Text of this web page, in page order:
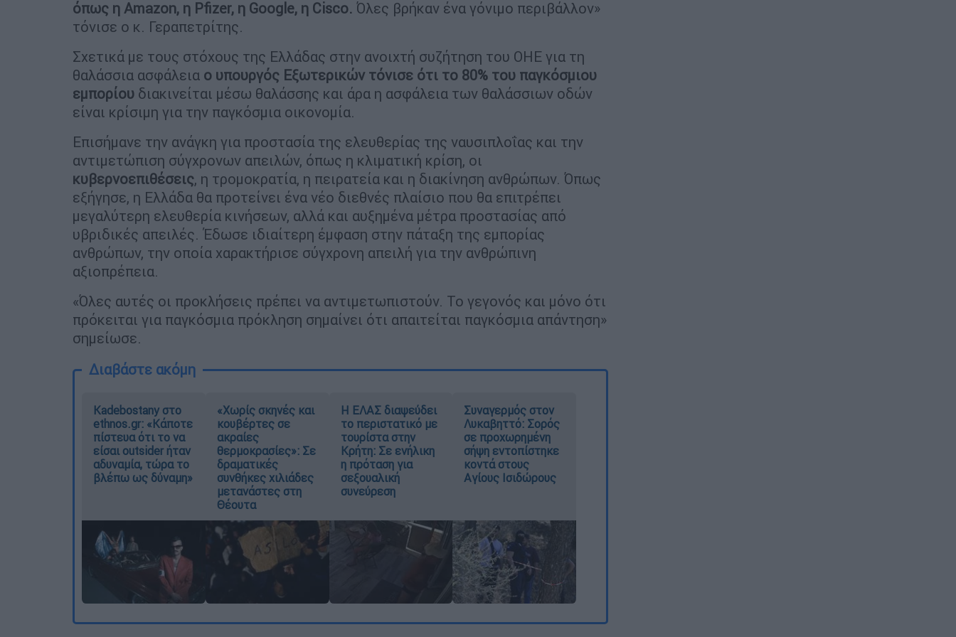
όπως η Amazon, η Pfizer, η Google, η Cisco. Όλες βρήκαν ένα γόνιμο περιβάλλον»
τόνισε ο κ. Γεραπετρίτης.
Σχετικά με τους στόχους της Ελλάδας στην ανοιχτή συζήτηση του ΟΗΕ για τη
θαλάσσια ασφάλεια ο υπουργός Εξωτερικών τόνισε ότι το 80% του παγκόσμιου
εμπορίου διακινείται μέσω θαλάσσης και άρα η ασφάλεια των θαλάσσιων οδών
είναι κρίσιμη για την παγκόσμια οικονομία.
Επισήμανε την ανάγκη για προστασία της ελευθερίας της ναυσιπλοΐας και την
αντιμετώπιση σύγχρονων απειλών, όπως η κλιματική κρίση, οι
κυβερνοεπιθέσεις, η τρομοκρατία, η πειρατεία και η διακίνηση ανθρώπων. Όπως
εξήγησε, η Ελλάδα θα προτείνει ένα νέο διεθνές πλαίσιο που θα επιτρέπει
μεγαλύτερη ελευθερία κινήσεων, αλλά και αυξημένα μέτρα προστασίας από
υβριδικές απειλές. Έδωσε ιδιαίτερη έμφαση στην πάταξη της εμπορίας
ανθρώπων, την οποία χαρακτήρισε σύγχρονη απειλή για την ανθρώπινη
αξιοπρέπεια.
«Όλες αυτές οι προκλήσεις πρέπει να αντιμετωπιστούν. Το γεγονός και μόνο ότι
πρόκειται για παγκόσμια πρόκληση σημαίνει ότι απαιτείται παγκόσμια απάντηση»
σημείωσε.
Διαβάστε ακόμη
Kadebostany στο
ethnos.gr: «Κάποτε
πίστευα ότι το να
είσαι outsider ήταν
αδυναμία, τώρα το
βλέπω ως δύναμη»
«Χωρίς σκηνές και
κουβέρτες σε
ακραίες
θερμοκρασίες»: Σε
δραματικές
συνθήκες χιλιάδες
μετανάστες στη
Θέουτα
Η ΕΛΑΣ διαψεύδει
το περιστατικό με
τουρίστα στην
Κρήτη: Σε ενήλικη
η πρόταση για
σεξουαλική
συνεύρεση
Συναγερμός στον
Λυκαβηττό: Σορός
σε προχωρημένη
σήψη εντοπίστηκε
κοντά στους
Αγίους Ισιδώρους